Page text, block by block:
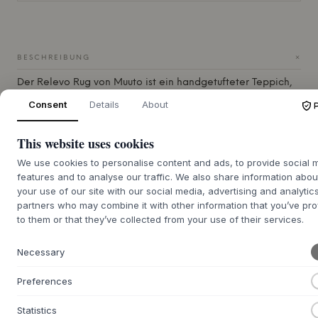
BESCHREIBUNG +
Der Relevo Rug von Muuto ist ein handgetufteter Teppich,
entsteht, wenn der Wollflor in verschiedenen Höhen
die Illusion von Tiefe vermittelt, obwohl der Teppich
einfarbig ist. Mit einer Rückseite aus Baumwolle, verstärkt
mit synthetischem Latex, liegt der Teppich immer stabil und
flach. Der einzigartige Ausdruck wird durch eine einzelne
des Teppichs unterstreicht.
Mit seiner Liebe zum Detail und seiner taktilen Qualität
Atmosphäre bei. Er fügt sich wunderbar sowohl ins
Consent Details About
This website uses cookies
We use cookies to personalise content and ads, to provide social
features and to analyse our traffic. We also share information
your use of our site with our social media, advertising and
partners who may combine it with other information that you’ve
to them or that they’ve collected from your use of their services.
Necessary
Preferences
Statistics